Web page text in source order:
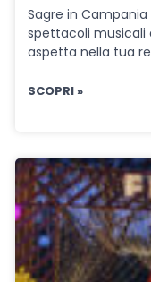
Sagre in
spettacoli
aspetta nella tua
SCOPRI »